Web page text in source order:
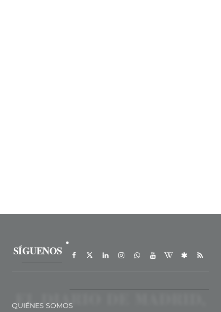
SÍGUENOS
QUIÉNES SOMOS